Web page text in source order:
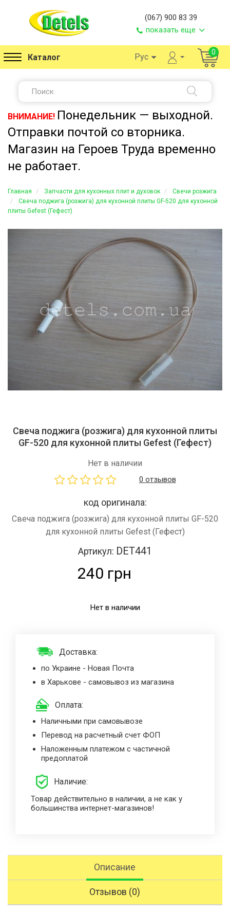
(067) 900 83 39
показать еще
Каталог Рус 0
ВНИМАНИЕ! Понедельник — выходной.
Отправки почтой со вторника.
Магазин на Героев Труда временно
не работает.
Главная Запчасти для кухонных плит и духовок
Свечи розжига
Свеча поджига (розжига) для кухонной плиты GF-520 для кухонной
плиты Gefest (Гефест)
Свеча поджига (розжига) для кухонной плиты
GF-520 для кухонной плиты Gefest (Гефест)
Нет в наличии
0 отзывов
код оригинала:
Свеча поджига (розжига) для кухонной плиты GF-520
для кухонной плиты Gefest (Гефест)
Артикул: DET441
240 грн
Нет в наличии
Доставка:
по Украине - Новая Почта
в Харькове - самовывоз из магазина
Оплата:
Наличными при самовывозе
Перевод на расчетный счет ФОП
Наложенным платежом с частичной
предоплатой
Наличие:
Товар действительно в наличии, а не как у
большинства интернет-магазинов!
Описание
Отзывов (0)